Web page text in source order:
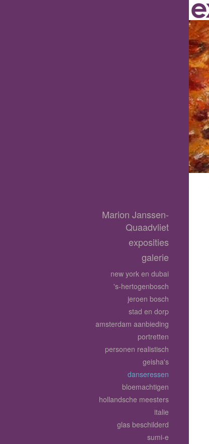
Marion Janssen-
Quaadvliet
exposities
galerie
new york en dubai
's-hertogenbosch
jeroen bosch
stad en dorp
amsterdam aanbieding
portretten
personen realistisch
geisha's
danseressen
bloemachtigen
hollandsche meesters
italie
glas beschilderd
sumi-e